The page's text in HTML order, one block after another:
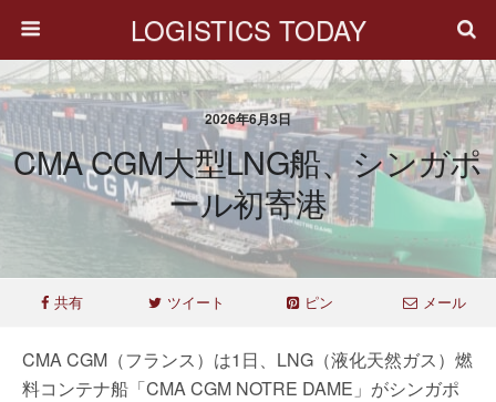
LOGISTICS TODAY
2026年6月3日
CMA CGM大型LNG船、シンガポ
ール初寄港
共有 ツイート ピン メール
CMA CGM（フランス）は1日、LNG（液化天然ガス）燃
料コンテナ船「CMA CGM NOTRE DAME」がシンガポ